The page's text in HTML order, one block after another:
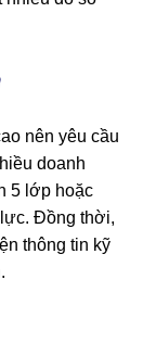
nên yêu cầu
doanh
5 lớp hoặc
Đồng thời,
thông tin kỹ